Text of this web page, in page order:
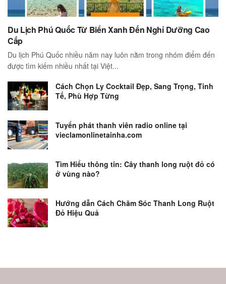
Du Lịch Phú Quốc Từ Biển Xanh Đến Nghỉ Dưỡng Cao
Cấp
Du lịch Phú Quốc nhiều năm nay luôn nằm trong nhóm điểm đến
được tìm kiếm nhiều nhất tại Việt...
Cách Chọn Ly Cocktail Đẹp, Sang Trọng, Tinh
Tế, Phù Hợp Từng
Tuyển phát thanh viên radio online tại
vieclamonlinetainha.com
Tìm Hiểu thông tin: Cây thanh long ruột đỏ có
ở vùng nào?
Hướng dẫn Cách Chăm Sóc Thanh Long Ruột
Đỏ Hiệu Quả